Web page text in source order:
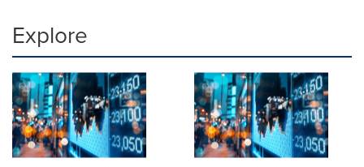
Explore